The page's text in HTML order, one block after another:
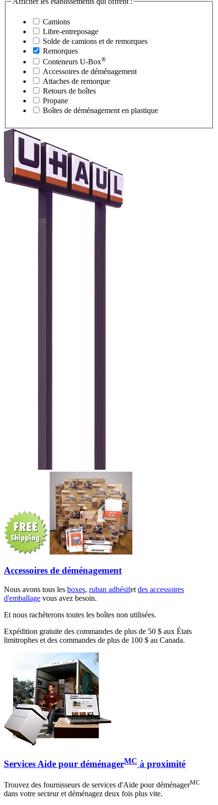
Camions
Libre-entreposage
Solde de camions et de remorques
Remorques
Conteneurs U-Box®
Accessoires de déménagement
Attaches de remorque
Retours de boîtes
Propane
Boîtes de déménagement en plastique
Accessoires de déménagement
Nous avons tous les boxes, ruban adhésifet des accessoires
d'emballage vous avez besoin.
Et nous rachèterons toutes les boîtes non utilisées.
Expédition gratuite des commandes de plus de 50 $ aux États
limitrophes et des commandes de plus de 100 $ au Canada.
Services Aide pour déménagerMC à proximité
Trouvez des fournisseurs de services d'Aide pour déménagerMC
dans votre secteur et déménagez deux fois plus vite.